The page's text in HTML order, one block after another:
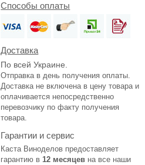
Способы оплаты
Доставка
По всей Украине.
Отправка в день получения оплаты.
Доставка не включена в цену товара и
оплачивается непосредственно
перевозчику по факту получения
товара.
Гарантии и сервис
Каста Виноделов предоставляет
гарантию в12 месяцев на все наши